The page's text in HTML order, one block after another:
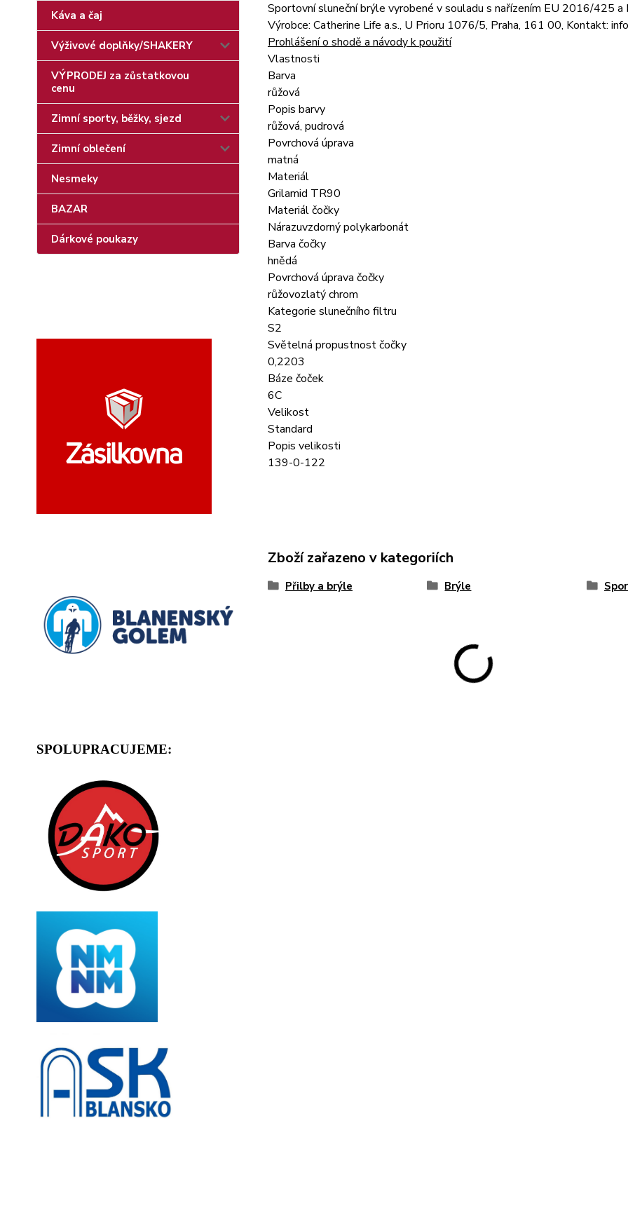
Káva a čaj
Výživové doplňky/SHAKERY
VÝPRODEJ za zůstatkovou
cenu
Zimní sporty, běžky, sjezd
Zimní oblečení
Nesmeky
BAZAR
Dárkové poukazy
SPOLUPRACUJEME:
Sportovní sluneční brýle vyrobené v souladu s nařízením EU 2016/425
Výrobce: Catherine Life a.s., U Prioru 1076/5, Praha, 161 00, Kontakt:
Prohlášení o shodě a návody k použití
Vlastnosti
Barva
růžová
Popis barvy
růžová, pudrová
Povrchová úprava
matná
Materiál
Grilamid TR90
Materiál čočky
Nárazuvzdorný polykarbonát
Barva čočky
hnědá
Povrchová úprava čočky
růžovozlatý chrom
Kategorie slunečního filtru
S2
Světelná propustnost čočky
0,2203
Báze čoček
6C
Velikost
Standard
Popis velikosti
139-0-122
Zboží zařazeno v kategoriích
Přilby a brýle Brýle